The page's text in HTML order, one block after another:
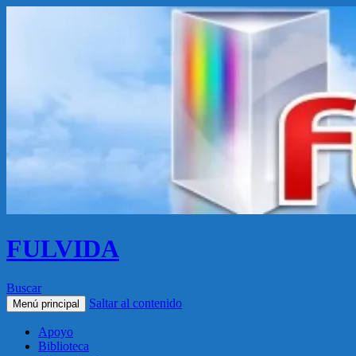
FULVIDA
Buscar
Menú principal Saltar al contenido
Apoyo
Biblioteca